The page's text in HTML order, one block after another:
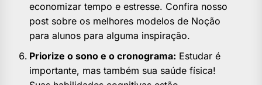
economizar tempo e estresse. Confira nosso
post sobre os melhores modelos de Noção
para alunos para alguma inspiração.
Priorize o sono e o cronograma: Estudar é
importante, mas também sua saúde física!